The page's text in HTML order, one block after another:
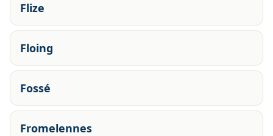
Flize
Floing
Fossé
Fromelennes